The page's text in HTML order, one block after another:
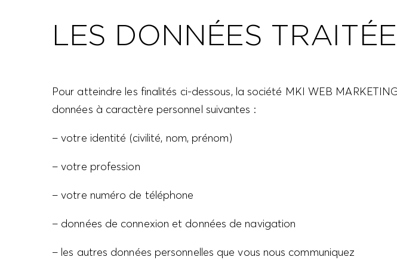
LES DONNÉES
Pour atteindre les finalités ci-dessous, la société MKI WEB
données à caractère personnel suivantes :
– votre identité (civilité, nom, prénom)
– votre profession
– votre numéro de téléphone
– données de connexion et données de navigation
– les autres données personnelles que vous nous communiquez